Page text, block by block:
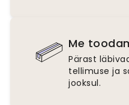
Me
Pärast
tellimuse ja
jooksul.